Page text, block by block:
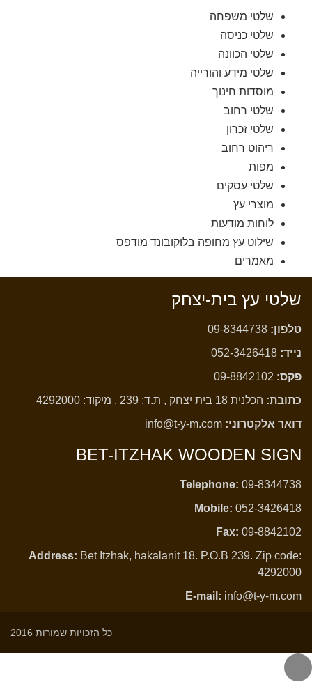
שלטי משפחה
שלטי כניסה
שלטי הכוונה
שלטי מידע והורייה
מוסדות חינוך
שלטי רחוב
שלטי זכרון
ריהוט רחוב
מפות
שלטי עסקים
מוצרי עץ
לוחות מודעות
שילוט עץ מחופה בלוקובונד מודפס
מאמרים
שלטי עץ בית-יצחק
טלפון: 09-8344738
נייד: 052-3426418
פקס: 09-8842102
כתובת: הכלנית 18 בית יצחק , ת.ד: 239 , מיקוד: 4292000
דואר אלקטרוני: info@t-y-m.com
BET-ITZHAK WOODEN SIGN
Telephone: 09-8344738
Mobile: 052-3426418
Fax: 09-8842102
Address: Bet Itzhak, hakalanit 18. P.O.B 239. Zip code:
4292000
E-mail: info@t-y-m.com
כל הזכויות שמורות 2016
גלילה